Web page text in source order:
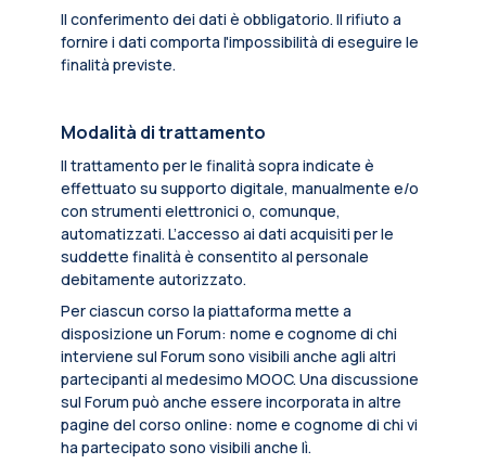
Il conferimento dei dati è obbligatorio. Il rifiuto a
fornire i dati comporta l'impossibilità di eseguire le
finalità previste.
Modalità di trattamento
Il trattamento per le finalità sopra indicate è
effettuato su supporto digitale, manualmente e/o
con strumenti elettronici o, comunque,
automatizzati. L’accesso ai dati acquisiti per le
suddette finalità è consentito al personale
debitamente autorizzato.
Per ciascun corso la piattaforma mette a
disposizione un Forum: nome e cognome di chi
interviene sul Forum sono visibili anche agli altri
partecipanti al medesimo MOOC. Una discussione
sul Forum può anche essere incorporata in altre
pagine del corso online: nome e cognome di chi vi
ha partecipato sono visibili anche lì.